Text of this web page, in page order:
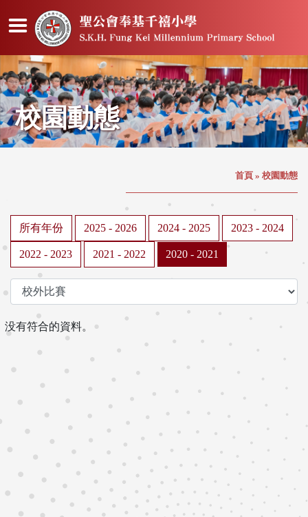
校園動態
首頁 » 校園動態
所有年份 2025 - 2026 2024 - 2025 2023 - 2024
2022 - 2023 2021 - 2022 2020 - 2021
没有符合的資料。